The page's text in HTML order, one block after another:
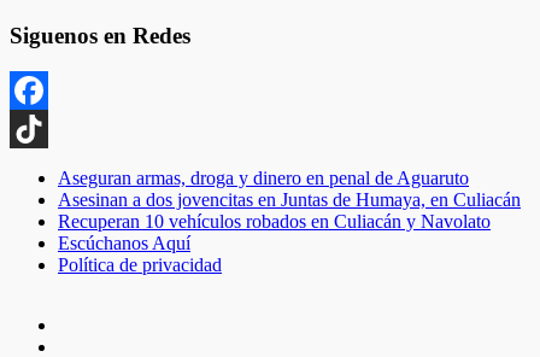
Siguenos en Redes
Facebook
TikTok
Aseguran armas, droga y dinero en penal de Aguaruto
Asesinan a dos jovencitas en Juntas de Humaya, en Culiacán
Recuperan 10 vehículos robados en Culiacán y Navolato
Escúchanos Aquí
Política de privacidad